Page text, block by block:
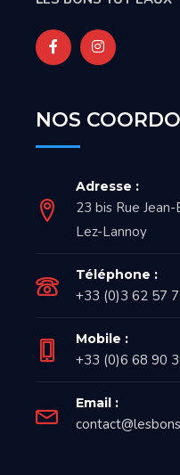
NOS
Adresse :
23 bis Rue
Lez-Lannoy
Téléphone :
+33 (0)3 62 57
Mobile :
+33 (0)6 68 90
Email :